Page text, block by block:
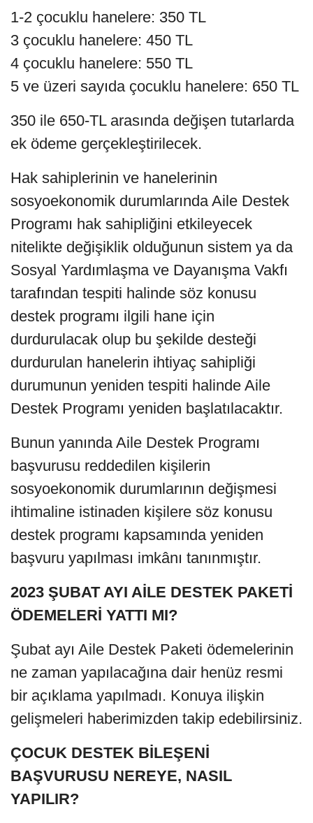
1-2 çocuklu hanelere: 350 TL
3 çocuklu hanelere: 450 TL
4 çocuklu hanelere: 550 TL
5 ve üzeri sayıda çocuklu hanelere: 650 TL
350 ile 650-TL arasında değişen tutarlarda
ek ödeme gerçekleştirilecek.
Hak sahiplerinin ve hanelerinin
sosyoekonomik durumlarında Aile Destek
Programı hak sahipliğini etkileyecek
nitelikte değişiklik olduğunun sistem ya da
Sosyal Yardımlaşma ve Dayanışma Vakfı
tarafından tespiti halinde söz konusu
destek programı ilgili hane için
durdurulacak olup bu şekilde desteği
durdurulan hanelerin ihtiyaç sahipliği
durumunun yeniden tespiti halinde Aile
Destek Programı yeniden başlatılacaktır.
Bunun yanında Aile Destek Programı
başvurusu reddedilen kişilerin
sosyoekonomik durumlarının değişmesi
ihtimaline istinaden kişilere söz konusu
destek programı kapsamında yeniden
başvuru yapılması imkânı tanınmıştır.
2023 ŞUBAT AYI AİLE DESTEK PAKETİ
ÖDEMELERİ YATTI MI?
Şubat ayı Aile Destek Paketi ödemelerinin
ne zaman yapılacağına dair henüz resmi
bir açıklama yapılmadı. Konuya ilişkin
gelişmeleri haberimizden takip edebilirsiniz.
ÇOCUK DESTEK BİLEŞENİ
BAŞVURUSU NEREYE, NASIL
YAPILIR?